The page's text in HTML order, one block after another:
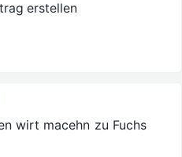
erstellen
wirt macehn zu Fuchs